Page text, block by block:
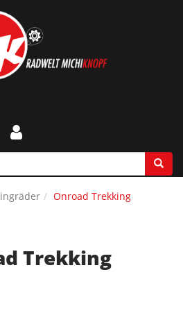
Onroad Trekking
Trekking